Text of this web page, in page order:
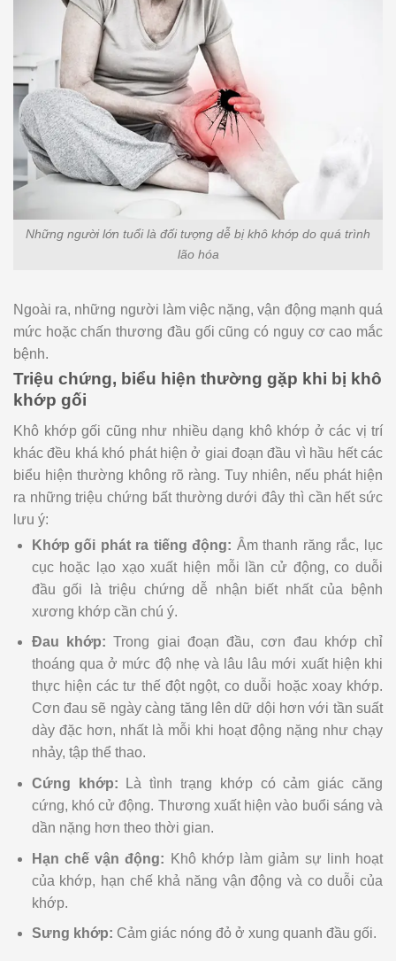
Những người lớn tuổi là đối tượng dễ bị khô khớp do quá trình
lão hóa
Ngoài ra, những người làm việc nặng, vận động mạnh quá
mức hoặc chấn thương đầu gối cũng có nguy cơ cao mắc
bệnh.
Triệu chứng, biểu hiện thường gặp khi bị khô
khớp gối
Khô khớp gối cũng như nhiều dạng khô khớp ở các vị trí
khác đều khá khó phát hiện ở giai đoạn đầu vì hầu hết các
biểu hiện thường không rõ ràng. Tuy nhiên, nếu phát hiện
ra những triệu chứng bất thường dưới đây thì cần hết sức
lưu ý:
Khớp gối phát ra tiếng động: Âm thanh răng rắc, lục
cục hoặc lạo xạo xuất hiện mỗi lần cử động, co duỗi
đầu gối là triệu chứng dễ nhận biết nhất của bệnh
xương khớp cần chú ý.
Đau khớp: Trong giai đoạn đầu, cơn đau khớp chỉ
thoáng qua ở mức độ nhẹ và lâu lâu mới xuất hiện khi
thực hiện các tư thế đột ngột, co duỗi hoặc xoay khớp.
Cơn đau sẽ ngày càng tăng lên dữ dội hơn với tần suất
dày đặc hơn, nhất là mỗi khi hoạt động nặng như chạy
nhảy, tập thể thao.
Cứng khớp: Là tình trạng khớp có cảm giác căng
cứng, khó cử động. Thương xuất hiện vào buổi sáng và
dần nặng hơn theo thời gian.
Hạn chế vận động: Khô khớp làm giảm sự linh hoạt
của khớp, hạn chế khả năng vận động và co duỗi của
khớp.
Sưng khớp: Cảm giác nóng đỏ ở xung quanh đầu gối.